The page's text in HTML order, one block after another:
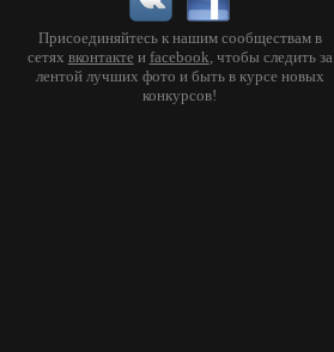
Присоединяйтесь к нашим сообществам в
сетях вконтакте и facebook, чтобы следить за
лентой лучших фото и быть в курсе новых
конкурсов!